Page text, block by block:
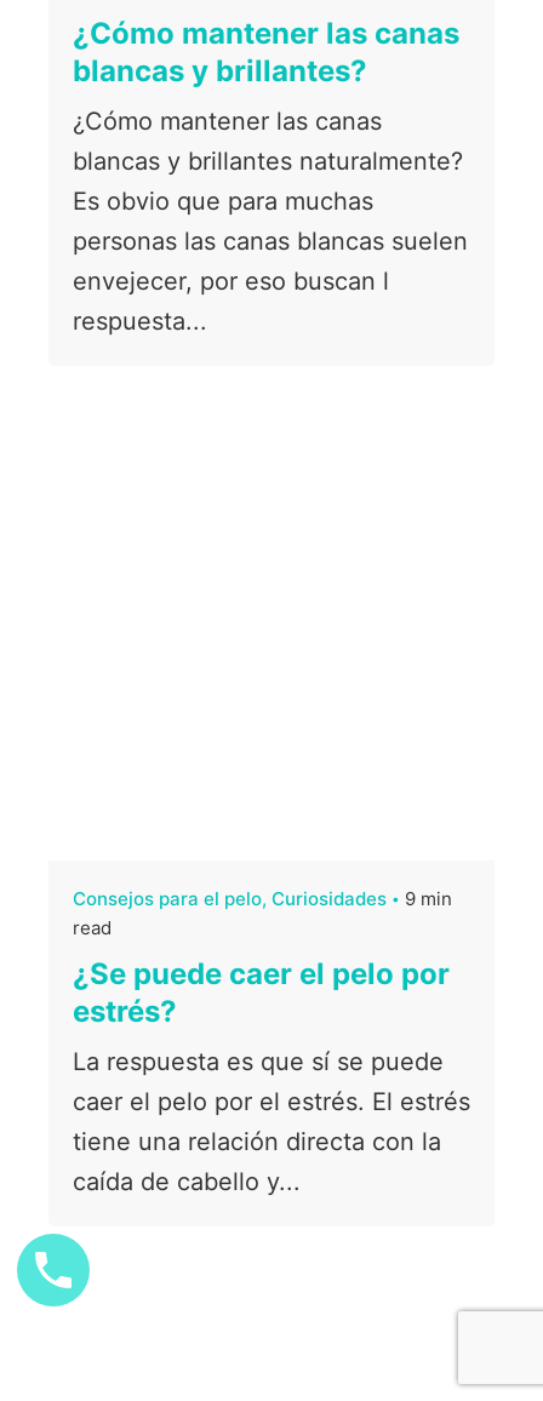
¿Cómo mantener las canas
blancas y brillantes?
¿Cómo mantener las canas
blancas y brillantes naturalmente?
Es obvio que para muchas
personas las canas blancas suelen
envejecer, por eso buscan l
respuesta...
Consejos para el pelo Curiosidades
9 min
read
¿Se puede caer el pelo por
estrés?
La respuesta es que sí se puede
caer el pelo por el estrés. El estrés
tiene una relación directa con la
caída de cabello y...